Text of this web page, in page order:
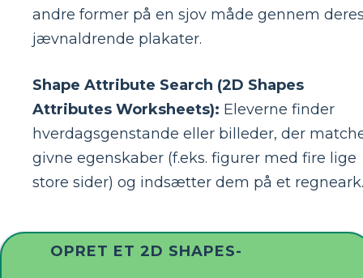
andre former på en sjov måde gennem
jævnaldrende plakater.
Shape Attribute Search (2D Shapes
Attributes Worksheets): Eleverne finder
hverdagsgenstande eller billeder, der
givne egenskaber (f.eks. figurer med fire lige
store sider) og indsætter dem på et regneark.
OPRET ET 2D SHAPES-